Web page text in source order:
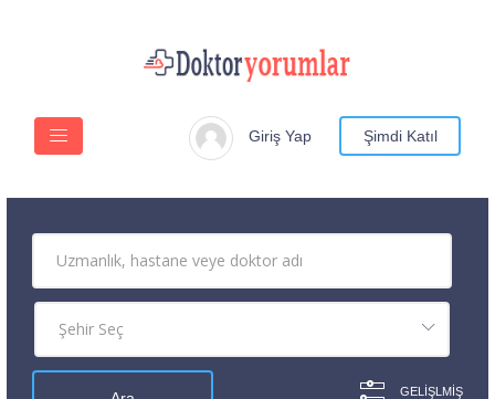
Giriş Yap Şimdi Katıl
GELIŞLMIŞ